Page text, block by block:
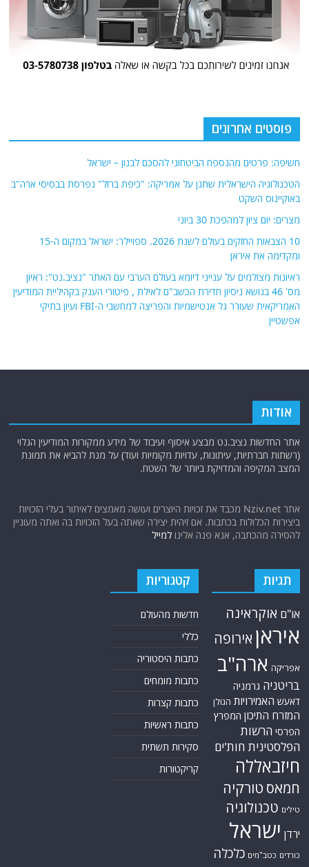
פוסטים אחרונים
חשיפה: פרטים מהנספח הביטחוני להסכם לבנון – ישראל
הטכנולוגיה הישראלית שתגן על אמריקה: "כיפת ברזל" נפרסת בבסיסי ארה"ב
באוקיינוס השקט
מצרים: יום ציון למהפכת 30 ביוני
10 הצבאות החזקים בעולם לשנת 2026. ספויילר: ישראל במקום ה-15
ומקדימה את איראן
ראיונות מצולמים על ענייני דיומא בעולם הערבי עם האתר "נציב.נט": ראיון
מס' 46 בנושא ניסיון חדירת הכשב"ם לאילת , פיטורי הענק בקהיליית המודיעין
האמריקאית שעורר גל אנטישמיות והפריצה למחשבי ה-FBI ועיון בתיקי
אפשטיין
אודות
אתר החדשות נציב.נט מבצע איסוף ועיבוד של מידע ממקורות המודיעין הגלוי
(רשתות חברתיות, עיתונות, עדויות מקומיות ועוד) על מנת להביא את תמונת
המצב המקיפה והמדויקת ביותר של השטח.
אתר Nziv.net מכבד את זכויות היוצרים ועושה מאמצים לאיתור בעלי הזכויות
ביצירות הכלולות בכתבות. אם זיהית יצירה שאתה בעל הזכויות בה ואתה מעוניין
להסירה מהכתבה, אנא פנה אלינולמייל
תגיות
או"ם אוקראינה
איראן אירופה
אפריקה ארה"ב
בריטניה גרמניה
דאעש האמירויות הגולן
המזרח התיכון המפרץ
הפרסי הרשות
הפלסטינית חות'ים
חיזבאללה
חמאס טורקיה
טילים טכנולוגיה
ירדן ישראל
כורדים כטב"מים כלכלה
קטגוריות
חדשות מהעולם
כללי
כתבות היסטוריה
כתבות מומחים
כתבות קצרות
כתבות ראשיות
סקירות תשתית
קריקטורות